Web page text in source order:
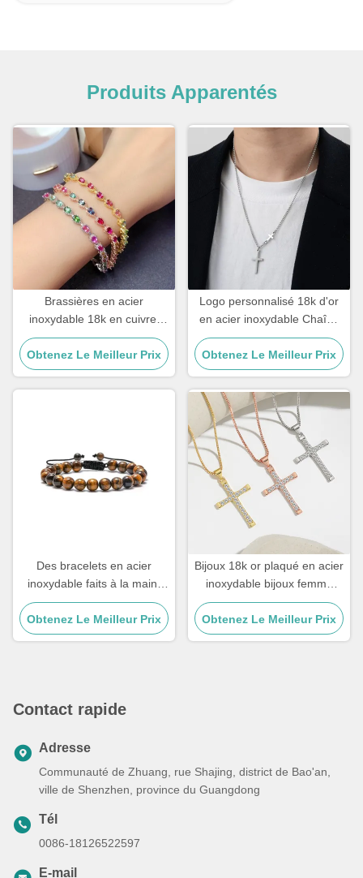
Produits Apparentés
Brassières en acier
inoxydable 18k en cuivre,
zircon, diamant, or, bracelet
féminin
Obtenez Le Meilleur Prix
Logo personnalisé 18k d'or
en acier inoxydable Chaîne
Homme Bijoux Croix
Pendentif Chaînes
Obtenez Le Meilleur Prix
Des bracelets en acier
inoxydable faits à la main,
cadeau de couple, mâle, œil
de tigre, bracelet en pierre à
perles.
Obtenez Le Meilleur Prix
Bijoux 18k or plaqué en acier
inoxydable bijoux femme
Choker Croix Collier 20
pouces
Obtenez Le Meilleur Prix
Contact rapide
Adresse
Communauté de Zhuang, rue Shajing, district de Bao'an,
ville de Shenzhen, province du Guangdong
Tél
0086-18126522597
E-mail